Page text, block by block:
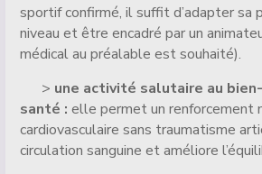
sportif confirmé, il suffit d’adapter sa
niveau et être encadré par un
médical au préalable est souhaité).
> une activité salutaire au
santé : elle permet un renforcement
cardiovasculaire sans traumatisme
circulation sanguine et améliore